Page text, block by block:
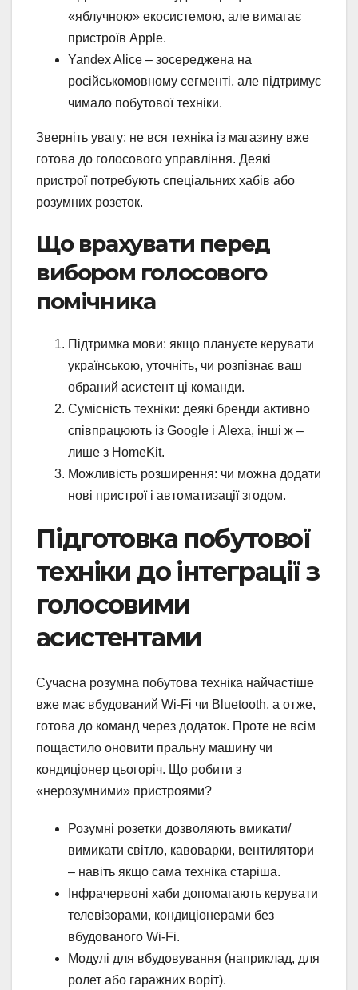
«яблучною» екосистемою, але вимагає
пристроїв Apple.
Yandex Alice – зосереджена на
російськомовному сегменті, але підтримує
чимало побутової техніки.
Зверніть увагу: не вся техніка із магазину вже
готова до голосового управління. Деякі
пристрої потребують спеціальних хабів або
розумних розеток.
Що врахувати перед
вибором голосового
помічника
Підтримка мови: якщо плануєте керувати
українською, уточніть, чи розпізнає ваш
обраний асистент ці команди.
Сумісність техніки: деякі бренди активно
співпрацюють із Google і Alexa, інші ж –
лише з HomeKit.
Можливість розширення: чи можна додати
нові пристрої і автоматизації згодом.
Підготовка побутової
техніки до інтеграції з
голосовими
асистентами
Сучасна розумна побутова техніка найчастіше
вже має вбудований Wi-Fi чи Bluetooth, а отже,
готова до команд через додаток. Проте не всім
пощастило оновити пральну машину чи
кондиціонер цьогоріч. Що робити з
«нерозумними» пристроями?
Розумні розетки дозволяють вмикати/
вимикати світло, кавоварки, вентилятори
– навіть якщо сама техніка старіша.
Інфрачервоні хаби допомагають керувати
телевізорами, кондиціонерами без
вбудованого Wi-Fi.
Модулі для вбудовування (наприклад, для
ролет або гаражних воріт).